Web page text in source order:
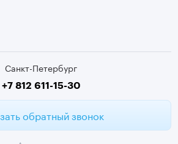
Санкт-Петербург
+7 812 611-15-30
обратный звонок